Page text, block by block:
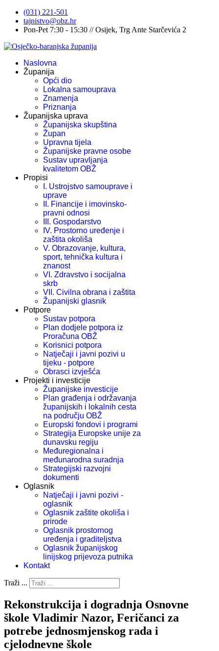
(031) 221-501
tajnistvo@obz.hr
Pon-Pet 7:30 - 15:30 // Osijek, Trg Ante Starčevića 2
Naslovna
Županija
Opći dio
Lokalna samouprava
Znamenja
Priznanja
Županijska uprava
Županijska skupština
Župan
Upravna tijela
Županijske pravne osobe
Sustav upravljanja
kvalitetom OBŽ
Propisi
I. Ustrojstvo samouprave i
uprave
II. Financije i imovinsko-
pravni odnosi
III. Gospodarstvo
IV. Prostorno uređenje i
zaštita okoliša
V. Obrazovanje, kultura,
sport, tehnička kultura i
znanost
VI. Zdravstvo i socijalna
skrb
VII. Civilna obrana i zaštita
Županijski glasnik
Potpore
Sustav potpora
Plan dodjele potpora iz
Proračuna OBŽ
Korisnici potpora
Natječaji i javni pozivi u
tijeku - potpore
Obrasci izvješća
Projekti i investicije
Županijske investicije
Plan građenja i održavanja
županijskih i lokalnih cesta
na području OBŽ
Europski fondovi i programi
Strategija Europske unije za
dunavsku regiju
Međuregionalna i
međunarodna suradnja
Strategijski razvojni
dokumenti
Oglasnik
Natječaji i javni pozivi -
oglasnik
Oglasnik zaštite okoliša i
prirode
Oglasnik prostornog
uređenja i graditeljstva
Oglasnik županijskog
linijskog prijevoza putnika
Kontakt
Traži ...
Rekonstrukcija i dogradnja Osnovne
škole Vladimir Nazor, Feričanci za
potrebe jednosmjenskog rada i
cjelodnevne škole